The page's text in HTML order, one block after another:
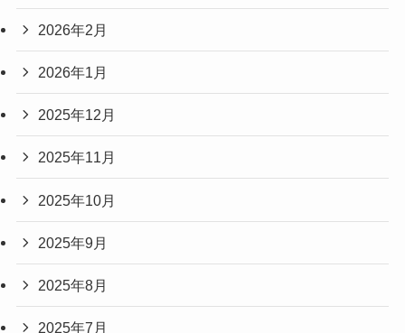
2026年2月
2026年1月
2025年12月
2025年11月
2025年10月
2025年9月
2025年8月
2025年7月